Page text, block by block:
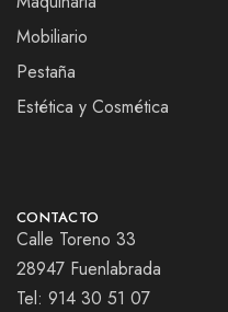
Mobiliario
Pestaña
Estética y Cosmética
CONTACTO
Calle Toreno 33
28947 Fuenlabrada
Tel: 914 30 51 07